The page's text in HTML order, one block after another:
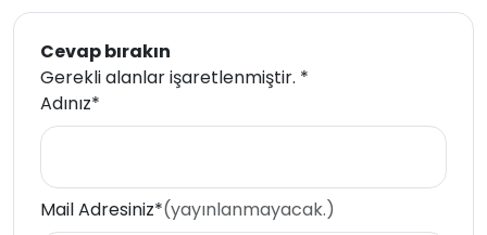
Cevap bırakın
Gerekli alanlar işaretlenmiştir. *
Adınız*
Mail Adresiniz*(yayınlanmayacak.)